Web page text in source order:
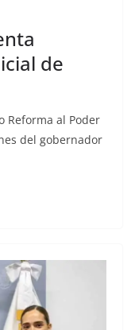
de
Reforma al Poder
del gobernador